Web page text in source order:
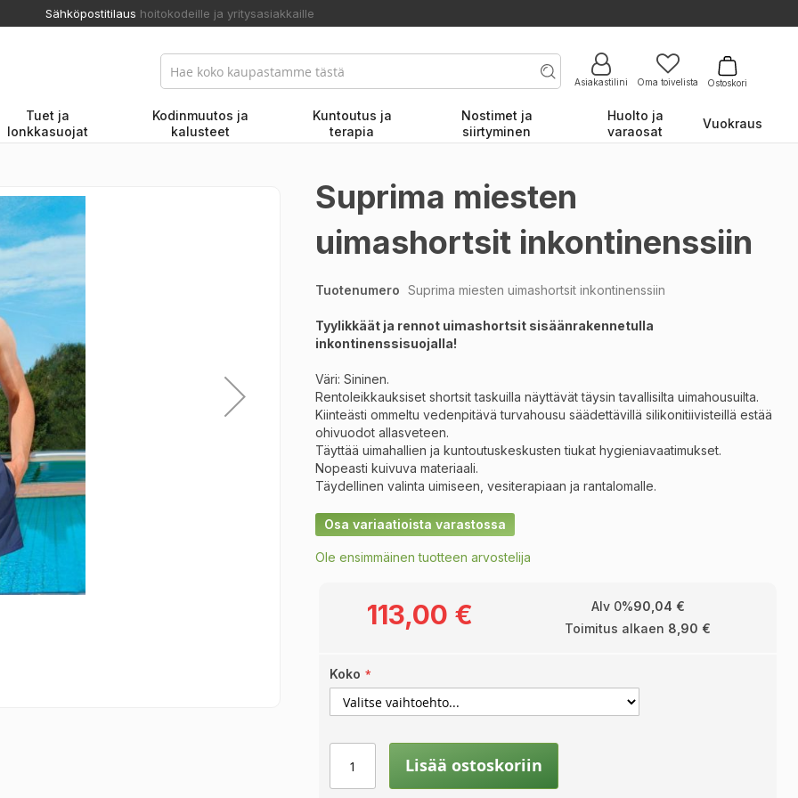
Sähköpostitilaus hoitokodeille ja yritysasiakkaille
Asiakastilini Oma toivelista Ostoskori
Tuet ja
lonkkasuojat
Kodinmuutos ja
kalusteet
Kuntoutus ja
terapia
Nostimet ja
siirtyminen
Huolto ja
varaosat
Vuokraus
Suprima miesten
uimashortsit inkontinenssiin
Tuotenumero Suprima miesten uimashortsit inkontinenssiin
Tyylikkäät ja rennot uimashortsit sisäänrakennetulla
inkontinenssisuojalla!
Väri: Sininen.
Rentoleikkauksiset shortsit taskuilla näyttävät täysin tavallisilta uimahousuilta.
Kiinteästi ommeltu vedenpitävä turvahousu säädettävillä silikonitiivisteillä estää
ohivuodot allasveteen.
Täyttää uimahallien ja kuntoutuskeskusten tiukat hygieniavaatimukset.
Nopeasti kuivuva materiaali.
Täydellinen valinta uimiseen, vesiterapiaan ja rantalomalle.
Osa variaatioista varastossa
Ole ensimmäinen tuotteen arvostelija
113,00 € Alv 0%90,04 €
Toimitus alkaen 8,90 €
Koko
Lisää ostoskoriin